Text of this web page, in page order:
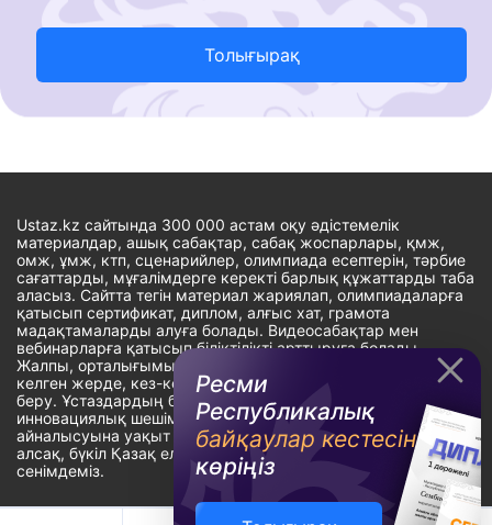
Ресми
Республикалық
байқаулар кестесін
көріңіз
Толығырақ
Ustaz.kz сайтында 300 000 астам оқу әдістемелік
материалдар, ашық сабақтар, сабақ жоспарлары, қмж,
омж, ұмж, ктп, сценарийлер, олимпиада есептерін, тәрбие
сағаттарды, мұғалімдерге керекті барлық құжаттарды таба
аласыз. Сайтта тегін материал жариялап, олимпиадаларға
қатысып сертификат, диплом, алғыс хат, грамота
мадақтамаларды алуға болады. Видеосабақтар мен
вебинарларға қатысып біліктілікті арттыруға болады.
Жалпы, орталығымыздың басты мақсаты: ұстаздарға кез-
келген жерде, кез-келген уақытта білім алуына мүмкіндік
беру. Ұстаздардың барлық өзекті мәселелеріне
инновациялық шешім тауып, шығармашылық жұмыспен
айналысуына уақыт сыйлау. «Ұстаздарға сапалы білім бере
алсақ, бүкіл Қазақ еліне білім бере аламыз» - деген
сенімдеміз.